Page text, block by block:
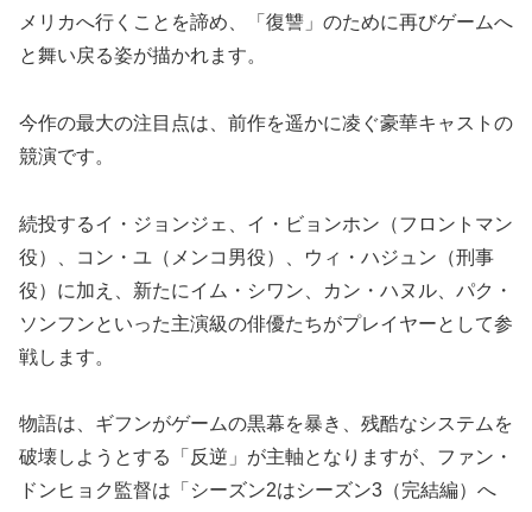
メリカへ行くことを諦め、「復讐」のために再びゲームへ
と舞い戻る姿が描かれます。
今作の最大の注目点は、前作を遥かに凌ぐ豪華キャストの
競演です。
続投するイ・ジョンジェ、イ・ビョンホン（フロントマン
役）、コン・ユ（メンコ男役）、ウィ・ハジュン（刑事
役）に加え、新たにイム・シワン、カン・ハヌル、パク・
ソンフンといった主演級の俳優たちがプレイヤーとして参
戦します。
物語は、ギフンがゲームの黒幕を暴き、残酷なシステムを
破壊しようとする「反逆」が主軸となりますが、ファン・
ドンヒョク監督は「シーズン2はシーズン3（完結編）へ